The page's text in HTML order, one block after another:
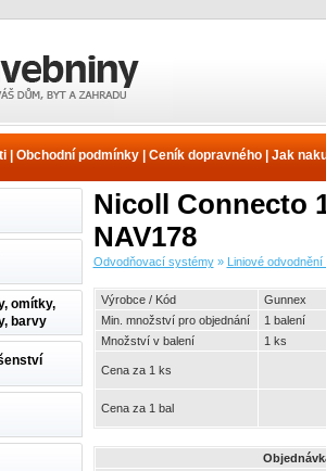
- žlaby -
130mm
| Obchodní podmínky| Ceník dopravného| Jak
omítky,
barvy
Nicoll Connecto
NAV178
Odvodňovací systémy» Liniové odvodnění
Výrobce / Kód
Gunnex
Min. množství pro objednání
1 balení
Množství v balení
1 ks
Cena za 1 ks
Cena za 1 bal